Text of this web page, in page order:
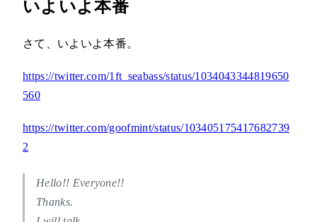
いよいよ本番
さて、いよいよ本番。
https://twitter.com/1ft_seabass/status/1034043344819650
560
https://twitter.com/goofmint/status/103405175417682739
2
Hello!! Everyone!!
Thanks.